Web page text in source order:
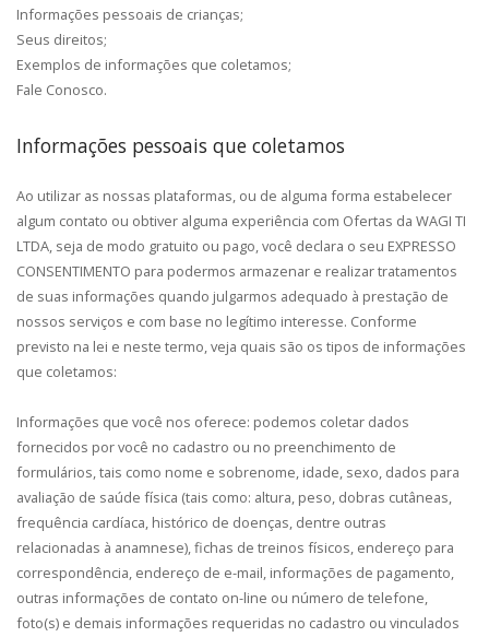
Informações pessoais de crianças;
Seus direitos;
Exemplos de informações que coletamos;
Fale Conosco.
Informações pessoais que coletamos
Ao utilizar as nossas plataformas, ou de alguma forma estabelecer
algum contato ou obtiver alguma experiência com Ofertas da WAGI TI
LTDA, seja de modo gratuito ou pago, você declara o seu EXPRESSO
CONSENTIMENTO para podermos armazenar e realizar tratamentos
de suas informações quando julgarmos adequado à prestação de
nossos serviços e com base no legítimo interesse. Conforme
previsto na lei e neste termo, veja quais são os tipos de informações
que coletamos:
Informações que você nos oferece: podemos coletar dados
fornecidos por você no cadastro ou no preenchimento de
formulários, tais como nome e sobrenome, idade, sexo, dados para
avaliação de saúde física (tais como: altura, peso, dobras cutâneas,
frequência cardíaca, histórico de doenças, dentre outras
relacionadas à anamnese), fichas de treinos físicos, endereço para
correspondência, endereço de e-mail, informações de pagamento,
outras informações de contato on-line ou número de telefone,
foto(s) e demais informações requeridas no cadastro ou vinculados